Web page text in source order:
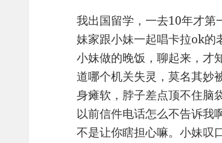
我出国留学，一去10年才第
妹家跟小妹一起唱卡拉ok的
小妹做的晚饭，聊起来，才
道哪个机关失灵，莫名其妙
身瘫软，脖子差点顶不住脑
以前信件电话怎么不告诉我
不是让你瞎担心嘛。小妹叹